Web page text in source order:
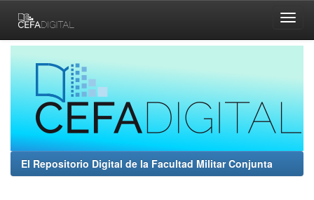
navigation
El Repositorio Digital de la Facultad Militar Conjunta